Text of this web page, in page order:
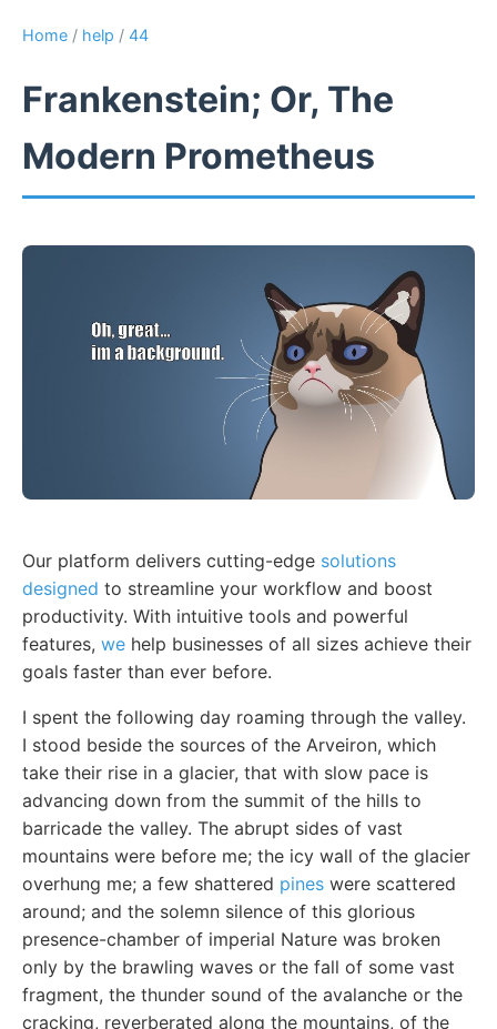
Home / help / 44
Frankenstein; Or, The
Modern Prometheus
Our platform delivers cutting-edge solutions
designed to streamline your workflow and boost
productivity. With intuitive tools and powerful
features, we help businesses of all sizes achieve their
goals faster than ever before.
I spent the following day roaming through the valley.
I stood beside the sources of the Arveiron, which
take their rise in a glacier, that with slow pace is
advancing down from the summit of the hills to
barricade the valley. The abrupt sides of vast
mountains were before me; the icy wall of the glacier
overhung me; a few shattered pines were scattered
around; and the solemn silence of this glorious
presence-chamber of imperial Nature was broken
only by the brawling waves or the fall of some vast
fragment, the thunder sound of the avalanche or the
cracking, reverberated along the mountains, of the